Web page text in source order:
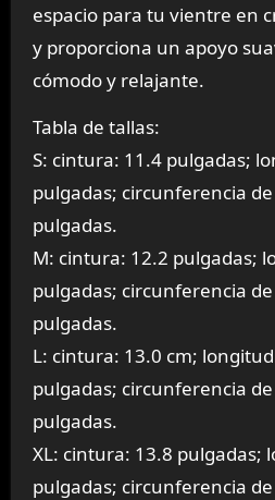
espacio para tu vientre en
y proporciona un apoyo
cómodo y relajante.
Tabla de tallas:
S: cintura: 11.4 pulgadas;
pulgadas; circunferencia
pulgadas.
M: cintura: 12.2 pulgadas;
pulgadas; circunferencia
pulgadas.
L: cintura: 13.0 cm;
pulgadas; circunferencia
pulgadas.
XL: cintura: 13.8 pulgadas;
pulgadas; circunferencia